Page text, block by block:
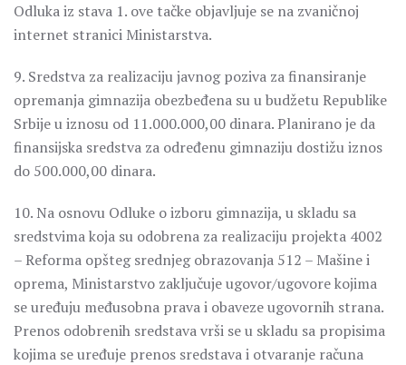
Odluka iz stava 1. ove tačke objavljuje se na zvaničnoj
internet stranici Ministarstva.
9. Sredstva za realizaciju javnog poziva za finansiranje
opremanja gimnazija obezbeđena su u budžetu Republike
Srbije u iznosu od 11.000.000,00 dinara. Planirano je da
finansijska sredstva za određenu gimnaziju dostižu iznos
do 500.000,00 dinara.
10. Na osnovu Odluke o izboru gimnazija, u skladu sa
sredstvima koja su odobrena za realizaciju projekta 4002
– Reforma opšteg srednjeg obrazovanja 512 – Mašine i
oprema, Ministarstvo zaključuje ugovor/ugovore kojima
se uređuju međusobna prava i obaveze ugovornih strana.
Prenos odobrenih sredstava vrši se u skladu sa propisima
kojima se uređuje prenos sredstava i otvaranje računa